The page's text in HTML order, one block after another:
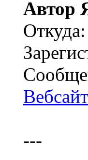
Автор
Вебсайт
---